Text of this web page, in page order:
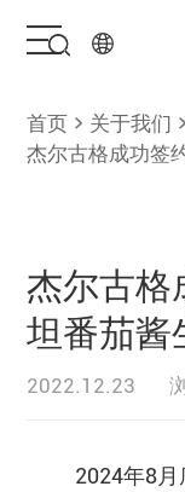
首页
服务支持
联系我们
首页 关于我们
杰尔古格成功签
杰尔古格
坦番茄酱
2022.12.23
2024年8